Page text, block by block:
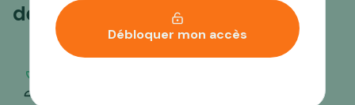
Débloquer mon accès
derniers mois